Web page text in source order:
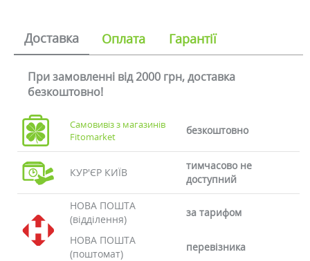
Доставка Оплата Гарантії
При замовленні від 2000 грн, доставка
безкоштовно!
Самовивіз з магазинів
Fitomarket
безкоштовно
КУР'ЄР КИЇВ
тимчасово не
доступний
НОВА ПОШТА
(відділення)
за тарифом
НОВА ПОШТА
(поштомат)
перевізника